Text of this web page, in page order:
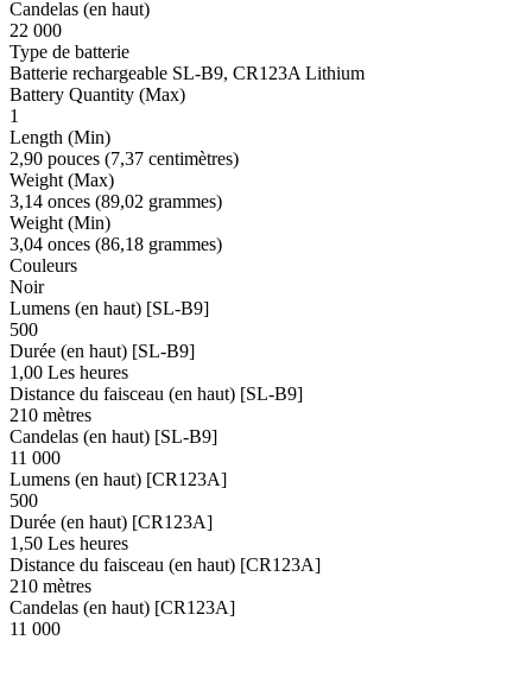
Candelas (en haut)
22 000
Type de batterie
Batterie rechargeable SL-B9, CR123A Lithium
Battery Quantity (Max)
1
Length (Min)
2,90 pouces (7,37 centimètres)
Weight (Max)
3,14 onces (89,02 grammes)
Weight (Min)
3,04 onces (86,18 grammes)
Couleurs
Noir
Lumens (en haut) [SL-B9]
500
Durée (en haut) [SL-B9]
1,00 Les heures
Distance du faisceau (en haut) [SL-B9]
210 mètres
Candelas (en haut) [SL-B9]
11 000
Lumens (en haut) [CR123A]
500
Durée (en haut) [CR123A]
1,50 Les heures
Distance du faisceau (en haut) [CR123A]
210 mètres
Candelas (en haut) [CR123A]
11 000